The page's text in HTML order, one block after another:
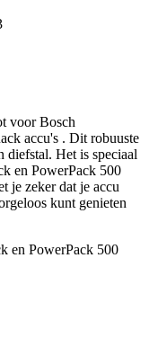
voor Bosch
accu's . Dit robuuste
diefstal. Het is speciaal
en PowerPack 500
je zeker dat je accu
kunt genieten
en PowerPack 500